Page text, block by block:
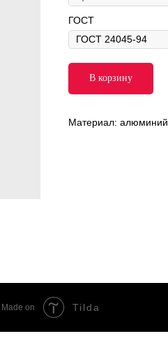
ГОСТ
В корзину
Материал: алюминий
Made on Tilda